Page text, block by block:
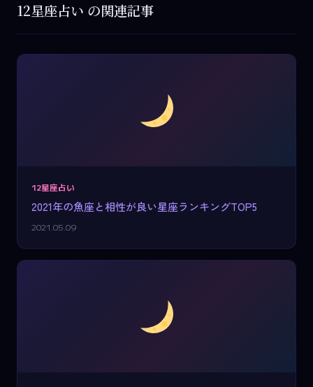
12星座占い の関連記事
12星座占い
2021年の魚座と相性が良い星座ランキングTOP5
2021.05.09